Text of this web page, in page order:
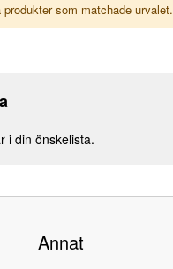
som matchade urvalet.
i din önskelista.
Annat